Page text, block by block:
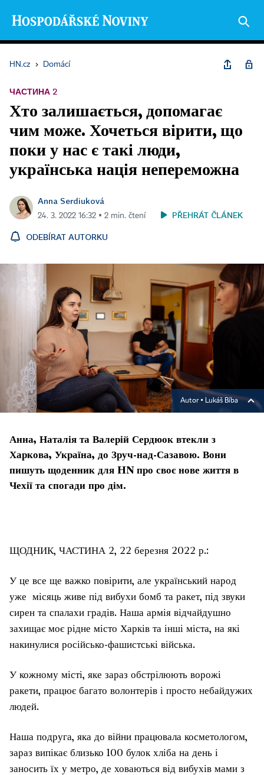
HN.cz › Domácí
ЧАСТИНА 2
Хто залишається, допомагає
чим може. Хочеться вірити, що
поки у нас є такі люди,
українська нація непереможна
Anna Serdiuková
24. 3. 2022 16:32 ▪ 2 min. čtení PŘEHRÁT ČLÁNEK
ODEBÍRAT AUTORKU
Autor ▪ Lukáš Bíba
Анна, Наталія та Валерій Сердюок втекли з
Харкова, Україна, до Зруч-над-Сазавою. Вони
пишуть щоденник для HN про своє нове життя в
Чехії та спогади про дім.
ЩОДНИК, ЧАСТИНА 2, 22 березня 2022 р.:
У це все ще важко повірити, але український народ
уже місяць живе під вибухи бомб та ракет, під звуки
сирен та спалахи градів. Наша армія відчайдушно
захищає моє рідне місто Харків та інші міста, на які
накинулися російсько-фашистські війська.
У кожному місті, яке зараз обстрілюють ворожі
ракети, працює багато волонтерів і просто небайдужих
людей.
Наша подруга, яка до війни працювала косметологом,
зараз випікає близько 100 булок хліба на день і
заносить їх у метро, ​​де ховаються від вибухів мами з